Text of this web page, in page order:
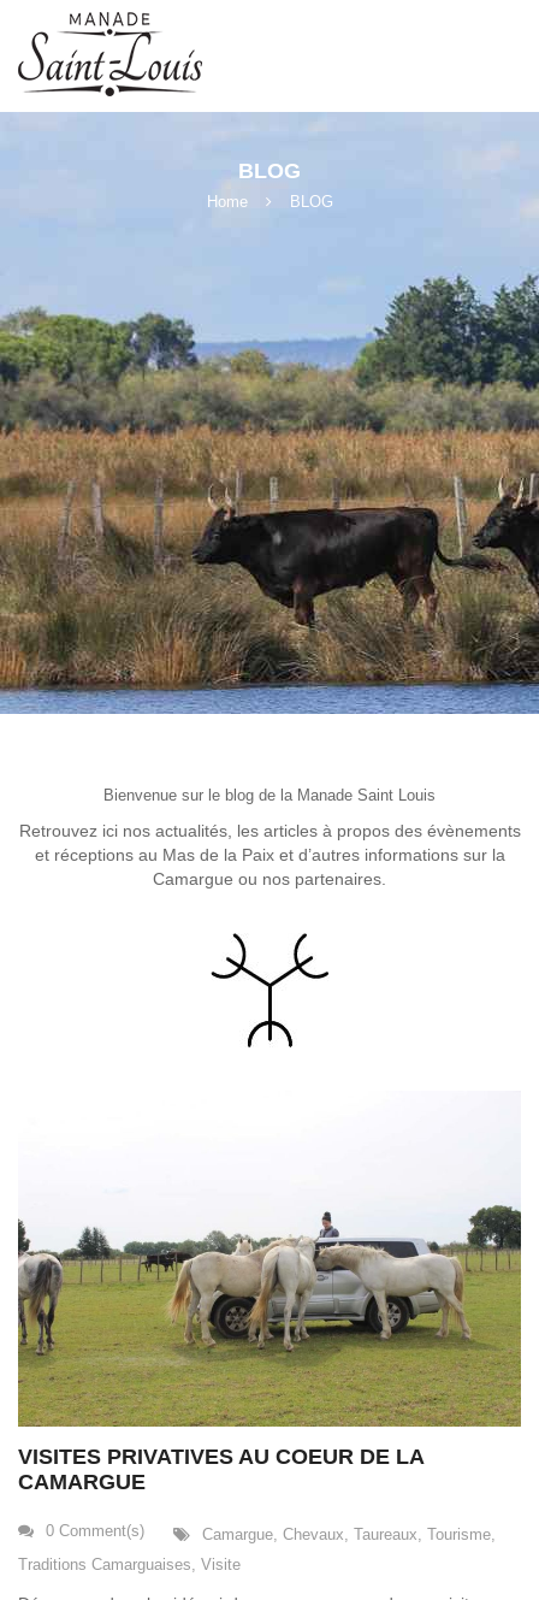
BLOG
Home BLOG
Bienvenue sur le blog de la Manade Saint Louis
Retrouvez ici nos actualités, les articles à propos des évènements
et réceptions au Mas de la Paix et d’autres informations sur la
Camargue ou nos partenaires.
VISITES PRIVATIVES AU COEUR DE LA
CAMARGUE
0 Comment(s) Camargue Chevaux Taureaux Tourisme
Traditions Camarguaises Visite
Nécessaire
Ces cookies ne
sont pas
sont
nécessaires au
fonctionnement
du site Web.
Statistiques
fonctionnalité
du site Web,
en fonction
de la façon
disparaîtront
du site Web.
Marketing
En partageant
votre intérêt et
votre
comportement
lorsque vous
visitez notre
augmentez les
offres